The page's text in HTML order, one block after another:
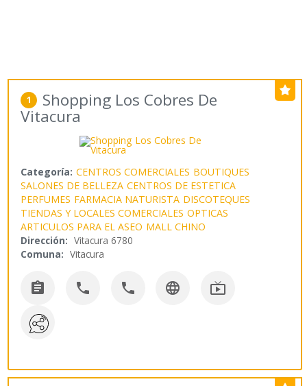
1 Shopping Los Cobres De
Vitacura
Categoría: CENTROS COMERCIALES BOUTIQUES
SALONES DE BELLEZA CENTROS DE ESTETICA
PERFUMES FARMACIA NATURISTA DISCOTEQUES
TIENDAS Y LOCALES COMERCIALES OPTICAS
ARTICULOS PARA EL ASEO MALL CHINO
Dirección: Vitacura 6780
Comuna: Vitacura
    